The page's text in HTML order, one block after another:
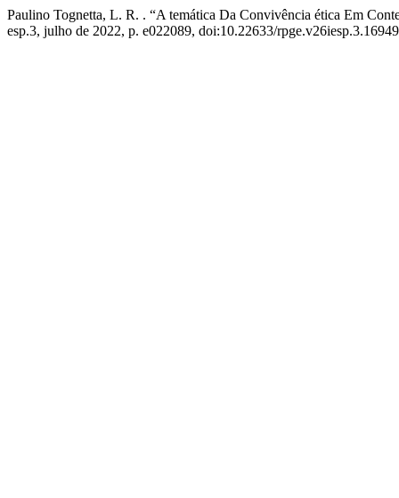
Paulino Tognetta, L. R. . “A temática Da Convivência ética Em
esp.3, julho de 2022, p. e022089, doi:10.22633/